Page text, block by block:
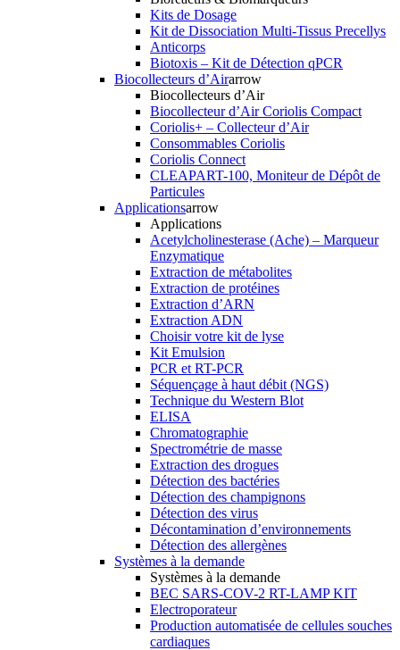
Kits de Dosage
Kit de Dissociation Multi-Tissus Precellys
Anticorps
Biotoxis – Kit de Détection qPCR
Biocollecteurs d’Airarrow
Biocollecteurs d’Air
Biocollecteur d’Air Coriolis Compact
Coriolis+ – Collecteur d’Air
Consommables Coriolis
Coriolis Connect
CLEAPART-100, Moniteur de Dépôt de
Particules
Applicationsarrow
Applications
Acetylcholinesterase (Ache) – Marqueur
Enzymatique
Extraction de métabolites
Extraction de protéines
Extraction d’ARN
Extraction ADN
Choisir votre kit de lyse
Kit Emulsion
PCR et RT-PCR
Séquençage à haut débit (NGS)
Technique du Western Blot
ELISA
Chromatographie
Spectrométrie de masse
Extraction des drogues
Détection des bactéries
Détection des champignons
Détection des virus
Décontamination d’environnements
Détection des allergènes
Systèmes à la demande
Systèmes à la demande
BEC SARS-COV-2 RT-LAMP KIT
Electroporateur
Production automatisée de cellules souches
cardiaques